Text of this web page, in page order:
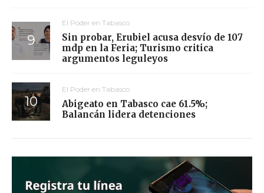
El Poder en Tabasco
Sin probar, Erubiel acusa desvío de 107
mdp en la Feria; Turismo critica
argumentos leguleyos
El Poder en Tabasco
Abigeato en Tabasco cae 61.5%;
Balancán lidera detenciones